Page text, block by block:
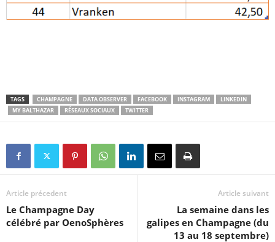
TAGS CHAMPAGNE DATA OBSERVER FACEBOOK INSTAGRAM
LINKEDIN
MY BALTHAZAR
RÉSEAUX SOCIAUX TWITTER
Article précedent
Le Champagne Day
célébré par OenoSphères
Article suivant
La semaine dans les
galipes en Champagne (du
13 au 18 septembre)